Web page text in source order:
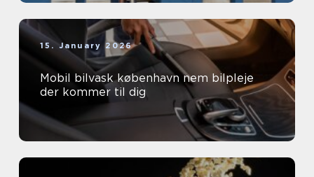
15. January 2026
Mobil bilvask københavn nem bilpleje
der kommer til dig